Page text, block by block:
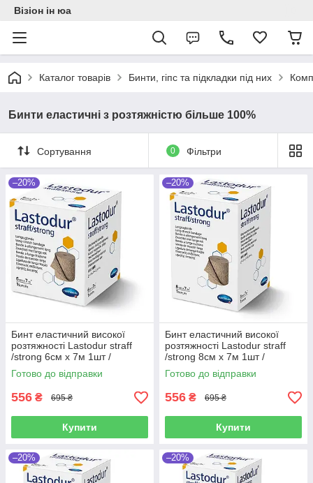
Візіон ін юа
Каталог товарів Бинти, гіпс та підкладки під них
Бинти еластичні з розтяжністю більше 100%
Сортування 0 Фільтри
–20%
Бинт еластичний високої
розтяжності Lastodur straff
/strong 6см х 7м 1шт /
Ластодур тугий
Готово до відправки
556 ₴ 695 ₴
Купити
–20%
Бинт еластичний високої
розтяжності Lastodur straff
/strong 8см х 7м 1шт /
Ластодур тугий
Готово до відправки
556 ₴ 695 ₴
Купити
–20% –20%